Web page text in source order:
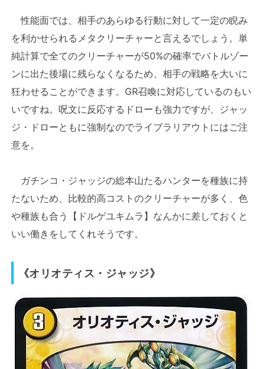
性能面では、相手のあらゆる行動に対して一定の睨み
を利かせられるメタクリーチャーと言えるでしょう。単
純計算で全てのクリーチャーが50%の確率でバトルゾー
ンに出た後場に残らなくなるため、相手の戦略を大いに
狂わせることができます。GR召喚に対応しているのもい
いですね。呪文に反応するドローも強力ですが、ジャッ
ジ・ドローともに強制なのでライブラリアウトにはご注
意を。
ガチンコ・ジャッジの総本山たるハンターを種族に持
たないため、比較的高コストのクリーチャーが多く、色
や種族も合う【ドルゲユキムラ】なんかに差しておくと
いい働きをしてくれそうです。
《オリオティス・ジャッジ》